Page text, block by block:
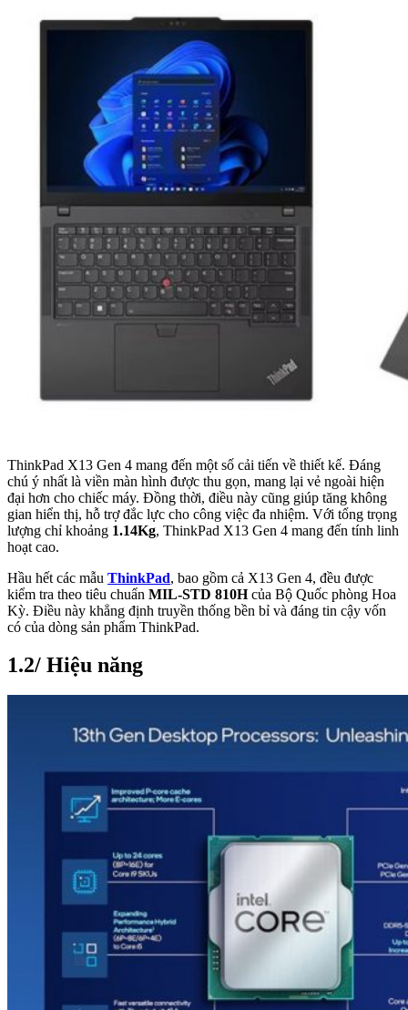
ThinkPad X13 Gen 4 mang đến một số cải tiến về thiết kế. Đáng
chú ý nhất là viền màn hình được thu gọn, mang lại vẻ ngoài hiện
đại hơn cho chiếc máy. Đồng thời, điều này cũng giúp tăng không
gian hiển thị, hỗ trợ đắc lực cho công việc đa nhiệm. Với tổng trọng
lượng chỉ khoảng 1.14Kg, ThinkPad X13 Gen 4 mang đến tính linh
hoạt cao.
Hầu hết các mẫu ThinkPad, bao gồm cả X13 Gen 4, đều được
kiểm tra theo tiêu chuẩn MIL-STD 810Hcủa Bộ Quốc phòng Hoa
Kỳ. Điều này khẳng định truyền thống bền bỉ và đáng tin cậy vốn
có của dòng sản phẩm ThinkPad.
1.2/ Hiệu năng